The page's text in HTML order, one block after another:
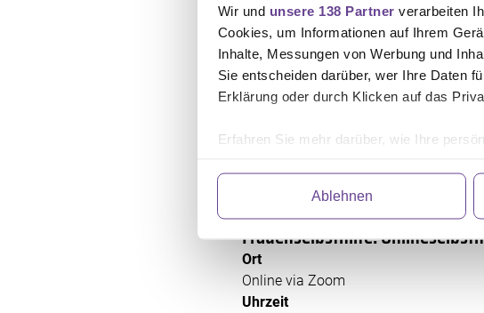
Wir und unsere 138 Partner verarbeiten
Cookies, um Informationen auf Ihrem
Inhalte, Messungen von Werbung und
Sie entscheiden darüber, wer Ihre Daten
Erklärung oder durch Klicken auf das
Erfahren Sie mehr darüber, wie Ihre
Wir verwenden Dienste von
abrufen. Anschließend verarbeiten wir
und fortlaufend zu verbessern. Für die
Einwilligung können Sie mit Wirkung für
klicken. Weitere Informationen finden Sie
Ablehnen
07.09.2026
Frauenselbsthilfe: Vulvakrebs
Ca September
Ort
Online via Zoom
09.09.2026
Frauenselbsthilfe:
Ort
Online via Zoom
Uhrzeit